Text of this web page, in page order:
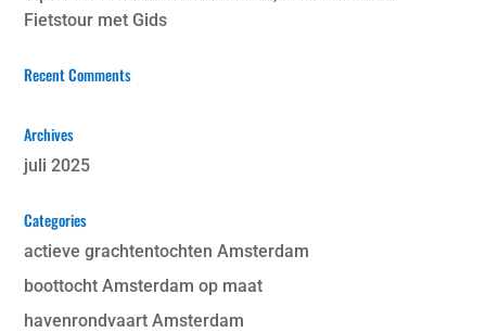
Fietstour met Gids
Recent Comments
Archives
juli 2025
Categories
actieve grachtentochten Amsterdam
boottocht Amsterdam op maat
havenrondvaart Amsterdam